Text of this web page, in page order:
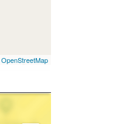
OpenStreetMap